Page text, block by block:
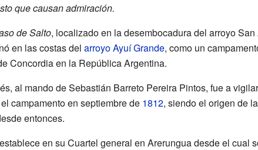
que causan admiración.
de Salto, localizado en la desembocadura del arroyo
en las costas del arroyo Ayuí Grande, como un
Concordia en la República Argentina.
al mando de Sebastián Barreto Pereira Pintos, fue a
campamento en septiembre de 1812, siendo el origen de
entonces.
en su Cuartel general en Arerungua desde el cual